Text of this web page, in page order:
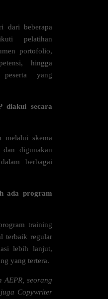
dari beberapa
pelatihan
portofolio,
hingga
yang
diakui secara
melalui skema
dan digunakan
berbagai
ada program
training
terbaik regular
lebih lanjut,
yang tertera.
seorang
Copywriter